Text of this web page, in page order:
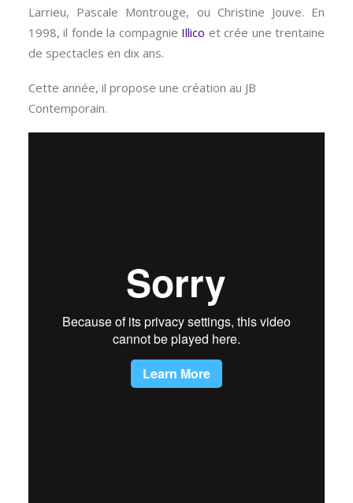
Larrieu, Pascale Montrouge, ou Christine Jouve. En
1998, il fonde la compagnie Illico et crée une trentaine
de spectacles en dix ans.
Cette année, il propose une création au JB
Contemporain.